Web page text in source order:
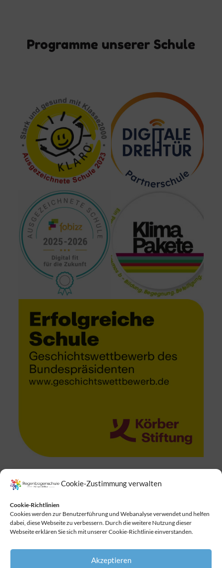
Cookie-Zustimmung verwalten
Cookie-Richtlinien
Cookies werden zur Benutzerführung und Webanalyse verwendet und helfen
dabei, diese Webseite zu verbessern. Durch die weitere Nutzung dieser
Webseite erklären Sie sich mit unserer Cookie-Richtlinie einverstanden.
Akzeptieren
Programme unserer Schule
Copyright © 2026 Regenbogenschule